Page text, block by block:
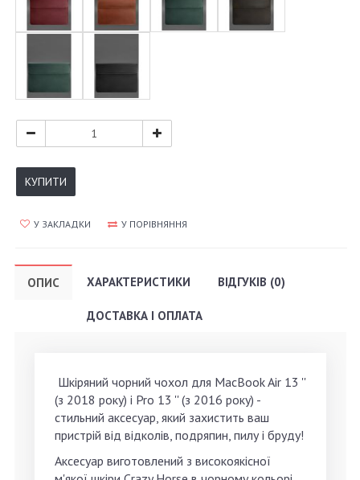
КУПИТИ
У ЗАКЛАДКИ У ПОРІВНЯННЯ
ОПИС ХАРАКТЕРИСТИКИ ВІДГУКІВ (0)
ДОСТАВКА І ОПЛАТА
Шкіряний чорний чохол для MacBook Air 13 ''
(з 2018 року) і Pro 13 '' (з 2016 року) -
стильний аксесуар, який захистить ваш
пристрій від відколів, подряпин, пилу і бруду!
Аксесуар виготовлений з високоякісної